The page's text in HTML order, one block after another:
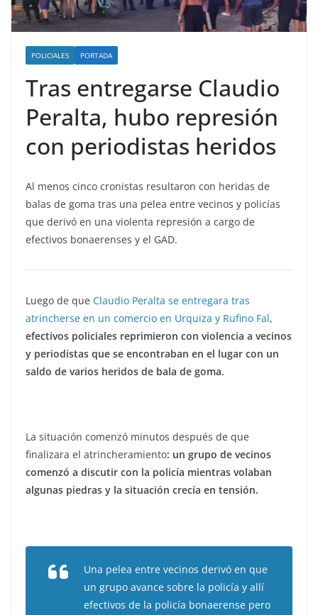
POLICIALES PORTADA
Tras entregarse Claudio
Peralta, hubo represión
con periodistas heridos
Al menos cinco cronistas resultaron con heridas de
balas de goma tras una pelea entre vecinos y policías
que derivó en una violenta represión a cargo de
efectivos bonaerenses y el GAD.
Luego de que Claudio Peralta se entregara tras
atrincherse en un comercio en Urquiza y Rufino Fal,
efectivos policiales reprimieron con violencia a vecinos
y periodistas que se encontraban en el lugar con un
saldo de varios heridos de bala de goma.
La situación comenzó minutos después de que
finalizara el atrincheramiento: un grupo de vecinos
comenzó a discutir con la policía mientras volaban
algunas piedras y la situación crecía en tensión.
Una pelea entre vecinos derivó en que
un grupo avance sobre la policía y allí
efectivos de la policía bonaerense pero